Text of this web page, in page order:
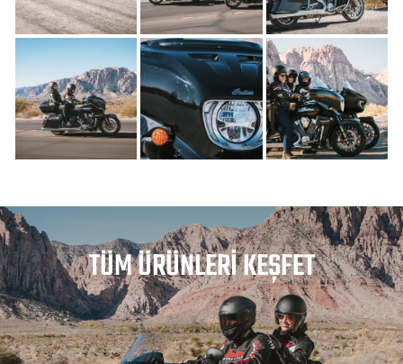
TÜM ÜRÜNLERI KEŞFET